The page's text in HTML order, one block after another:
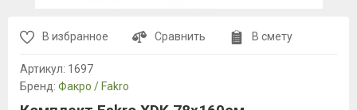
В избранное Сравнить В смету
Артикул: 1697
Бренд: Факро / Fakro